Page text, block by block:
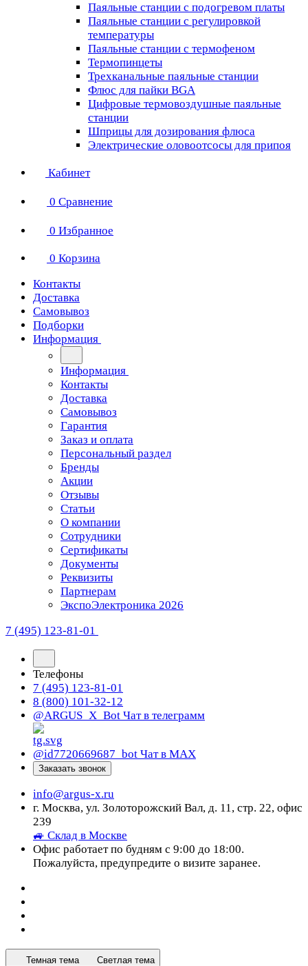
Паяльные станции с подогревом платы
Паяльные станции с регулировкой
температуры
Паяльные станции с термофеном
Термопинцеты
Трехканальные паяльные станции
Флюс для пайки BGA
Цифровые термовоздушные паяльные
станции
Шприцы для дозирования флюса
Электрические оловоотсосы для припоя
Кабинет
0 Сравнение
0 Избранное
0 Корзина
Контакты
Доставка
Самовывоз
Подборки
Информация
Информация
Контакты
Доставка
Самовывоз
Гарантия
Заказ и оплата
Персональный раздел
Бренды
Акции
Отзывы
Статьи
О компании
Сотрудники
Сертификаты
Документы
Реквизиты
Партнерам
ЭкспоЭлектроника 2026
7 (495) 123-81-01
Телефоны
7 (495) 123-81-01
8 (800) 101-32-12
@ARGUS_X_Bot Чат в телеграмм
@id7720669687_bot Чат в МАХ
Заказать звонок
info@argus-x.ru
г. Москва, ул. Золоторожский Вал, д. 11, стр. 22, офис
239
🚙 Склад в Москве
Офис работает по будням с 9:00 до 18:00.
Пожалуйста, предупредите о визите заранее.
Темная тема Светлая тема